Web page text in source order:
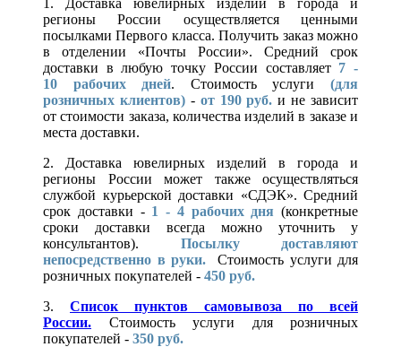
1. Доставка ювелирных изделий в города и
регионы России осуществляется ценными
посылками Первого класса. Получить заказ можно
в отделении «Почты России». Средний срок
доставки в любую точку России составляет 7 -
10 рабочих дней. Стоимость услуги(для
розничных клиентов)- от 190 руб. и не зависит
от стоимости заказа, количества изделий в заказе и
места доставки.
2. Доставка ювелирных изделий в города и
регионы России может также осуществляться
службой курьерской доставки «СДЭК». Средний
срок доставки - 1 - 4 рабочих дня (конкретные
сроки доставки всегда можно уточнить у
консультантов). Посылку доставляют
непосредственно в руки.
Стоимость услуги для
розничных покупателей - 450 руб.
3. Список пунктов самовывоза по всей
России.
Стоимость услуги для розничных
покупателей - 350 руб.